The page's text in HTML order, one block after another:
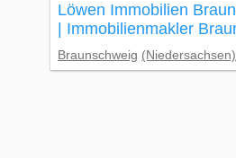
Löwen Immobilien
| Immobilienmakler
Braunschweig (Niedersachsen)